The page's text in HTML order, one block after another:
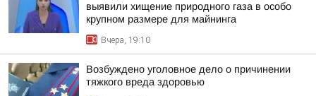
выявили хищение природного газа в особо
крупном размере для майнинга
Вчера, 19:10
Возбуждено уголовное дело о причинении
тяжкого вреда здоровью